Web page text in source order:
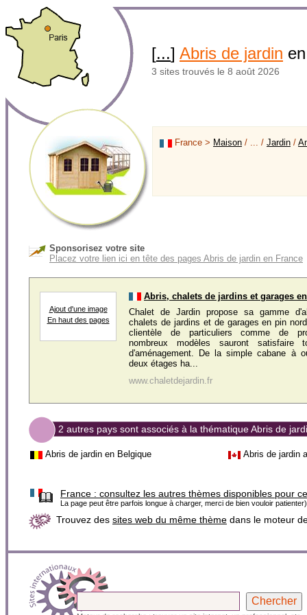
[...] Abris de jardin
3 sites trouvés le 8 août 2026
France > Maison / ... / Jardin /
Sponsorisez votre site
Placez votre lien ici en tête des pages Abris de jardin en France
Ajout d'une image
En haut des pages
Abris, chalets de jardins et garages
Chalet de Jardin propose sa gamme
chalets de jardins et de garages en pin
clientèle de particuliers comme de
nombreux modèles sauront satisfaire
d'aménagement. De la simple cabane à
deux étages ha...
www.chaletdejardin.fr
2 autres pays sont associés à la thématique Abris de
Abris de jardin en Belgique Abris de jardin
France : consultez les autres thèmes disponibles pour
La page peut être parfois longue à charger, merci de bien vouloir patienter)
Trouvez des sites web du même thème dans le moteur